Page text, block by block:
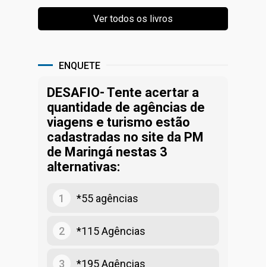
ENQUETE
DESAFIO- Tente acertar a
quantidade de agências de
viagens e turismo estão
cadastradas no site da PM
de Maringá nestas 3
alternativas:
1 *55 agências
2 *115 Agências
3 *195 Agências